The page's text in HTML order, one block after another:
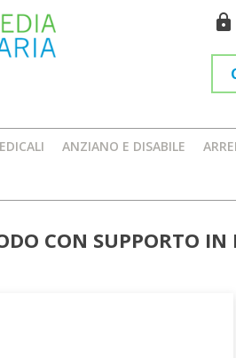
lock
ANZIANO E DISABILE
CON SUPPORTO IN